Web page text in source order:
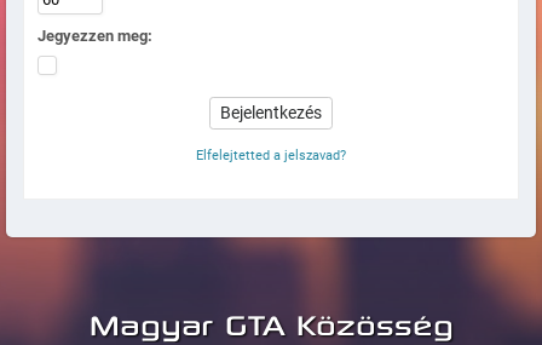
Jegyezzen meg:
Elfelejtetted a jelszavad?
Magyar GTA Közösség